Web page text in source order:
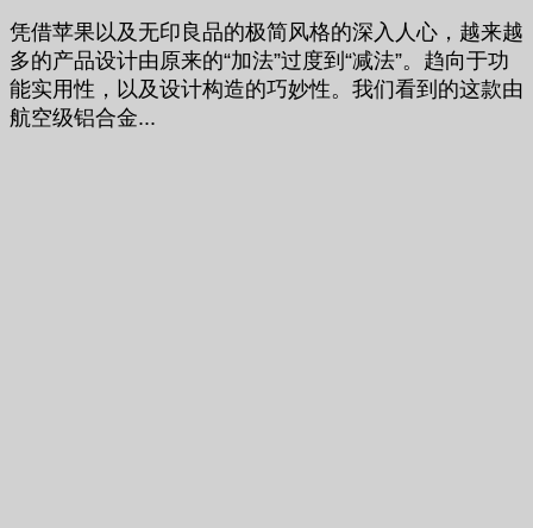
凭借苹果以及无印良品的极简风格的深入人心，越来越
多的产品设计由原来的“加法”过度到“减法”。趋向于功
能实用性，以及设计构造的巧妙性。我们看到的这款由
航空级铝合金...